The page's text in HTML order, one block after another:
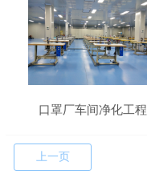
口罩厂车间净化工程
上一页